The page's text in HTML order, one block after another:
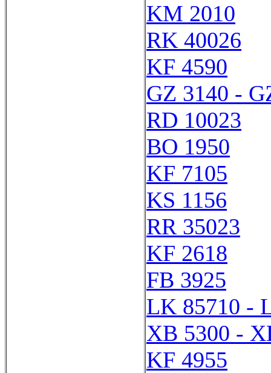
KM 2010
RK 40026
KF 4590
GZ 3140 -
RD 10023
BO 1950
KF 7105
KS 1156
RR 35023
KF 2618
FB 3925
LK 85710 -
XB 5300 -
KF 4955